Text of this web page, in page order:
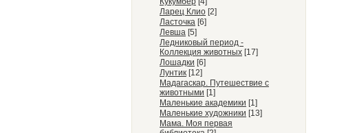
Ларец Клио [2]
Ласточка [6]
Левша [5]
Ледниковый период -
Коллекция животных [17]
Лошадки [6]
Лунтик [12]
Мадагаскар. Путешествие с
животными [1]
Маленькие академики [1]
Маленькие художники [13]
Мама. Моя первая